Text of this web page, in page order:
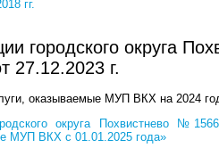
гг.
городского округа
27.12.2023 г.
оказываемые МУП ВКХ на 2024
округа Похвистнево
МУП ВКХ с 01.01.2025 года»